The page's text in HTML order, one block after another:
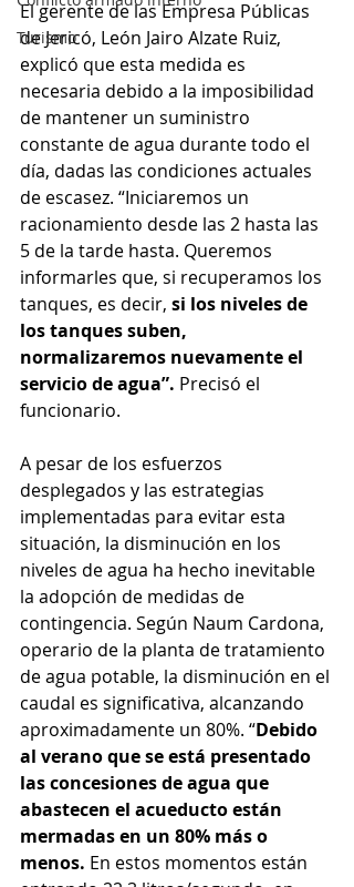
Turismo
El gerente de las Empresa Públicas
de Jericó, León Jairo Alzate Ruiz,
explicó que esta medida es
necesaria debido a la imposibilidad
de mantener un suministro
constante de agua durante todo el
día, dadas las condiciones actuales
de escasez. “Iniciaremos un
racionamiento desde las 2 hasta las
5 de la tarde hasta. Queremos
informarles que, si recuperamos los
tanques, es decir, si los niveles de
los tanques suben,
normalizaremos nuevamente el
servicio de agua”. Precisó el
funcionario.
A pesar de los esfuerzos
desplegados y las estrategias
implementadas para evitar esta
situación, la disminución en los
niveles de agua ha hecho inevitable
la adopción de medidas de
contingencia. Según Naum Cardona,
operario de la planta de tratamiento
de agua potable, la disminución en el
caudal es significativa, alcanzando
aproximadamente un 80%. “Debido
al verano que se está presentado
las concesiones de agua que
abastecen el acueducto están
mermadas en un 80% más o
menos. En estos momentos están